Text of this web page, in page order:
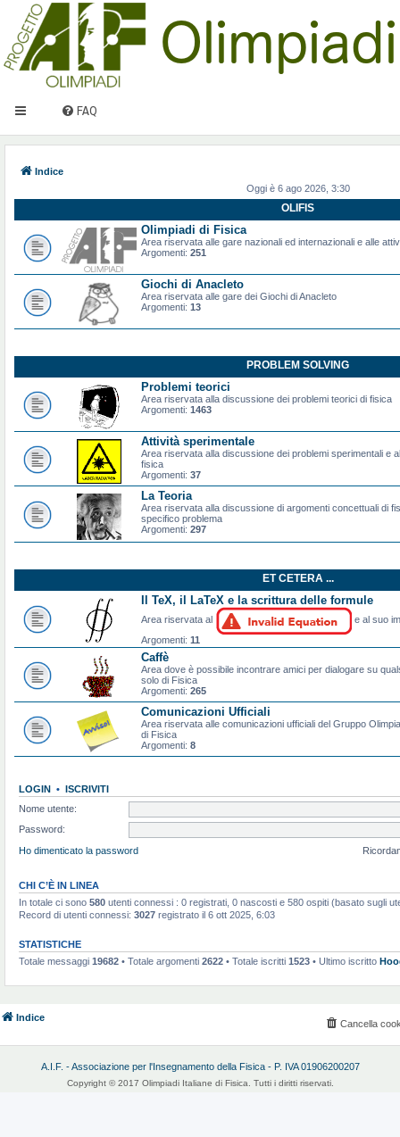
FAQ
Indice
Oggi è 6 ago 2026, 3:30
OLIFIS
Olimpiadi di Fisica
Area riservata alle gare nazionali ed internazionali e alle
Argomenti: 251
Giochi di Anacleto
Area riservata alle gare dei Giochi di Anacleto
Argomenti: 13
PROBLEM SOLVING
Problemi teorici
Area riservata alla discussione dei problemi teorici di fisica
Argomenti: 1463
Attività sperimentale
Area riservata alla discussione dei problemi sperimentali e
fisica
Argomenti: 37
La Teoria
Area riservata alla discussione di argomenti concettuali di
specifico problema
Argomenti: 297
ET CETERA ...
Il TeX, il LaTeX e la scrittura delle formule
Area riservata al
e al suo
Argomenti: 11
Caffè
Area dove è possibile incontrare amici per dialogare su
solo di Fisica
Argomenti: 265
Comunicazioni Ufficiali
Area riservata alle comunicazioni ufficiali del Gruppo
di Fisica
Argomenti: 8
LOGIN • ISCRIVITI
Nome utente:
Password:
Ho dimenticato la password
CHI C’È IN LINEA
In totale ci sono 580 utenti connessi : 0 registrati, 0 nascosti e 580 ospiti (basato sugli
Record di utenti connessi: 3027 registrato il 6 ott 2025, 6:03
STATISTICHE
Totale messaggi 19682 • Totale argomenti 2622 • Totale iscritti 1523 • Ultimo iscritto
Indice
Cancella
A.I.F. - Associazione per l'Insegnamento della Fisica - P. IVA 01906200207
Copyright © 2017 Olimpiadi Italiane di Fisica. Tutti i diritti riservati.